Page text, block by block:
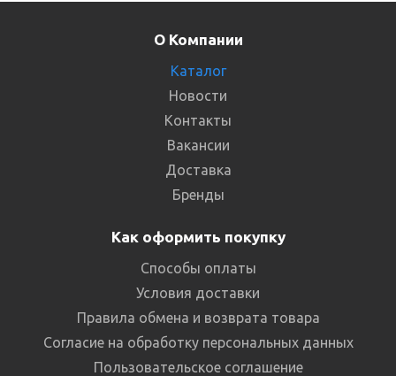
О Компании
Каталог
Новости
Контакты
Вакансии
Доставка
Бренды
Как оформить покупку
Способы оплаты
Условия доставки
Правила обмена и возврата товара
Согласие на обработку персональных данных
Пользовательское соглашение